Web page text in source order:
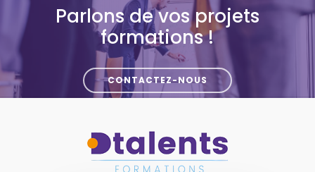
Parlons de vos projets
formations !
CONTACTEZ-NOUS